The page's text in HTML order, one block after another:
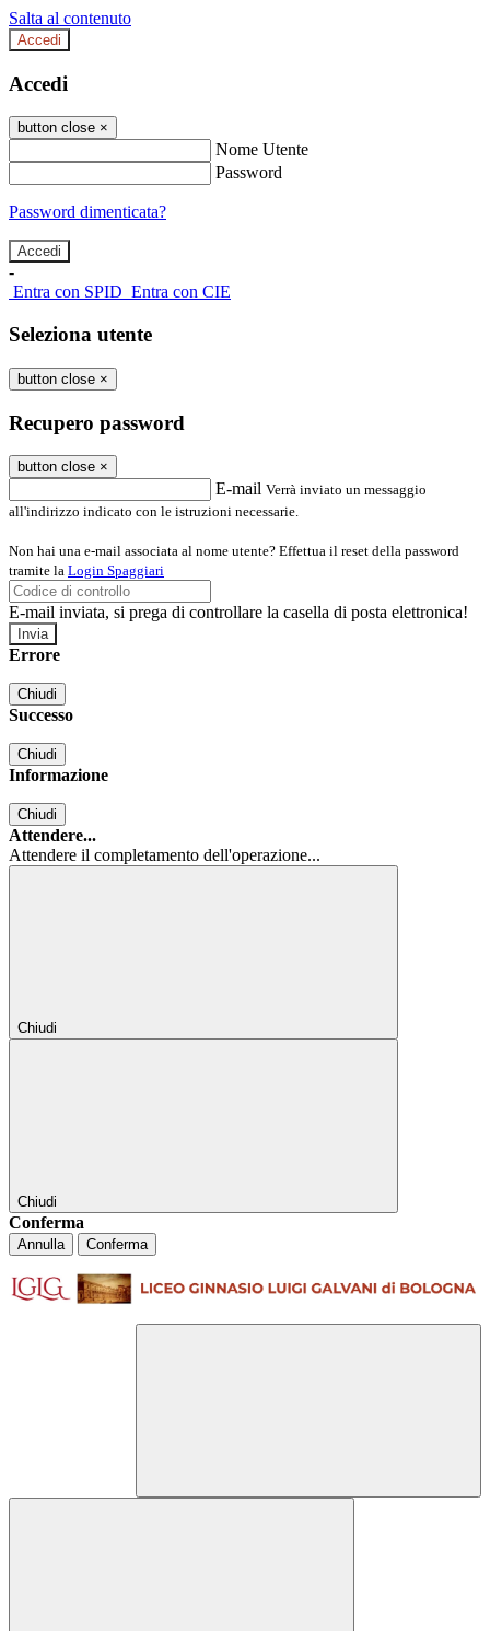
Salta al contenuto
Accedi
Accedi
button close ×
Nome Utente
Password
Password dimenticata?
-
Entra con SPID Entra con CIE
Seleziona utente
button close ×
Recupero password
button close ×
E-mail Verrà inviato un messaggio
all'indirizzo indicato con le istruzioni necessarie.
Non hai una e-mail associata al nome utente? Effettua il reset della password
tramite la Login Spaggiari
E-mail inviata, si prega di controllare la casella di posta elettronica!
Errore
Chiudi
Successo
Chiudi
Informazione
Chiudi
Attendere...
Attendere il completamento dell'operazione...
Chiudi
Chiudi
Conferma
Annulla Conferma